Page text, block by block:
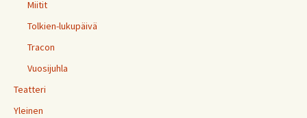
Miitit
Tolkien-lukupäivä
Tracon
Vuosijuhla
Teatteri
Yleinen